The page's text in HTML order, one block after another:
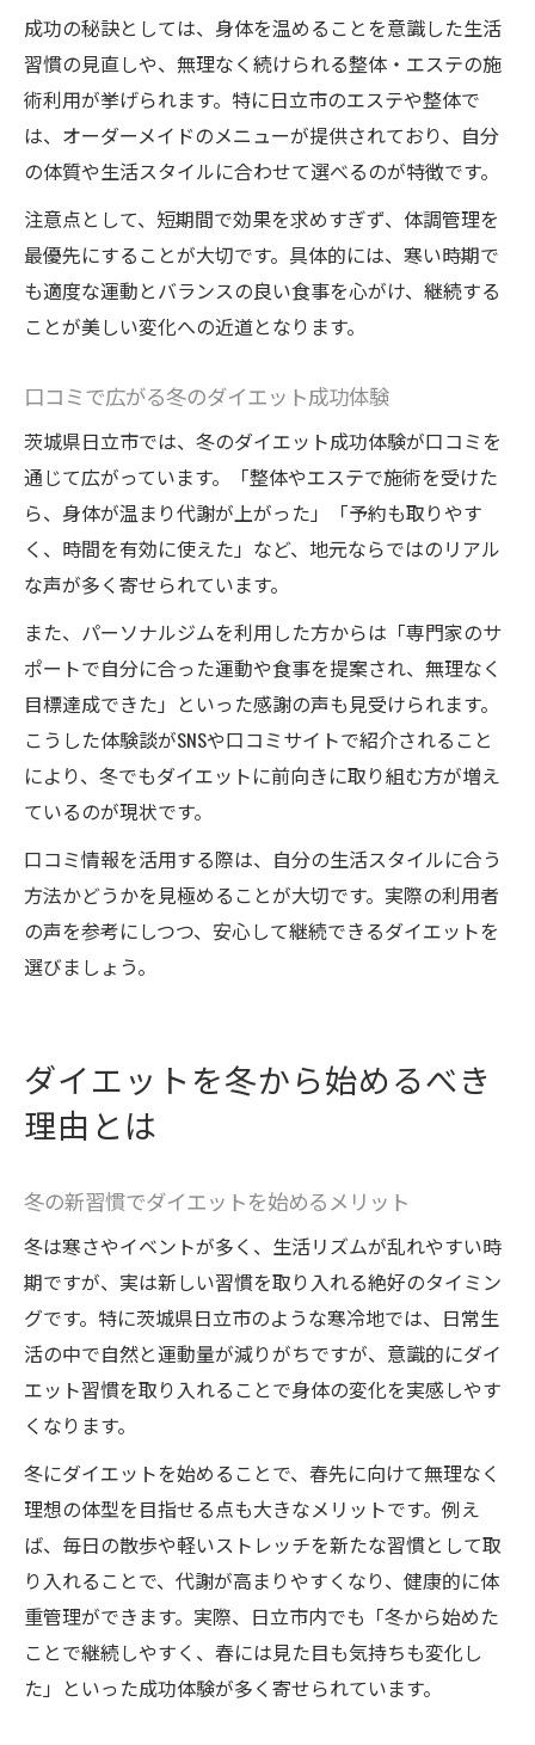
成功の秘訣としては、身体を温めることを意識した生活
習慣の見直しや、無理なく続けられる整体・エステの施
術利用が挙げられます。特に日立市のエステや整体で
は、オーダーメイドのメニューが提供されており、自分
の体質や生活スタイルに合わせて選べるのが特徴です。
注意点として、短期間で効果を求めすぎず、体調管理を
最優先にすることが大切です。具体的には、寒い時期で
も適度な運動とバランスの良い食事を心がけ、継続する
ことが美しい変化への近道となります。
口コミで広がる冬のダイエット成功体験
茨城県日立市では、冬のダイエット成功体験が口コミを
通じて広がっています。「整体やエステで施術を受けた
ら、身体が温まり代謝が上がった」「予約も取りやす
く、時間を有効に使えた」など、地元ならではのリアル
な声が多く寄せられています。
また、パーソナルジムを利用した方からは「専門家のサ
ポートで自分に合った運動や食事を提案され、無理なく
目標達成できた」といった感謝の声も見受けられます。
こうした体験談がSNSや口コミサイトで紹介されること
により、冬でもダイエットに前向きに取り組む方が増え
ているのが現状です。
口コミ情報を活用する際は、自分の生活スタイルに合う
方法かどうかを見極めることが大切です。実際の利用者
の声を参考にしつつ、安心して継続できるダイエットを
選びましょう。
ダイエットを冬から始めるべき
理由とは
冬の新習慣でダイエットを始めるメリット
冬は寒さやイベントが多く、生活リズムが乱れやすい時
期ですが、実は新しい習慣を取り入れる絶好のタイミン
グです。特に茨城県日立市のような寒冷地では、日常生
活の中で自然と運動量が減りがちですが、意識的にダイ
エット習慣を取り入れることで身体の変化を実感しやす
くなります。
冬にダイエットを始めることで、春先に向けて無理なく
理想の体型を目指せる点も大きなメリットです。例え
ば、毎日の散歩や軽いストレッチを新たな習慣として取
り入れることで、代謝が高まりやすくなり、健康的に体
重管理ができます。実際、日立市内でも「冬から始めた
ことで継続しやすく、春には見た目も気持ちも変化し
た」といった成功体験が多く寄せられています。